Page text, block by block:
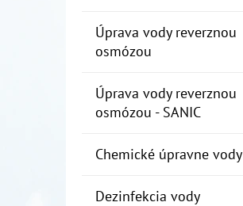
Úprava vody reverznou
osmózou
Úprava vody reverznou
osmózou - SANIC
Chemické úpravne vody
Dezinfekcia vody